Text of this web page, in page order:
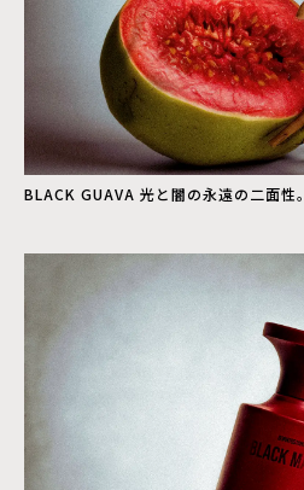
BLACK GUAVA 光と闇の永遠の二面性。